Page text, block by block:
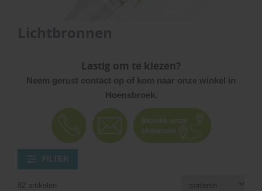
Lastig om te kiezen?
Neem gerust contact op of kom naar onze winkel in
Hoensbroek.
FILTER
82 artikelen